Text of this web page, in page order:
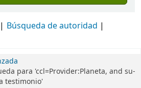
Búsqueda de autoridad
para 'ccl=Provider:Planeta, and su-
testimonio'